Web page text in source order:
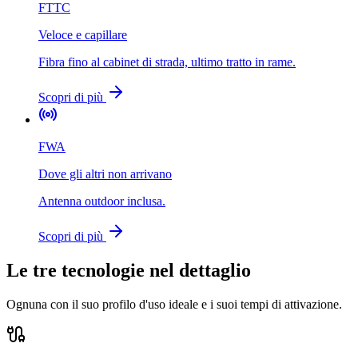
FTTC
Veloce e capillare
Fibra fino al cabinet di strada, ultimo tratto in rame.
Scopri di più
FWA
Dove gli altri non arrivano
Antenna outdoor inclusa.
Scopri di più
Le tre tecnologie nel dettaglio
Ognuna con il suo profilo d'uso ideale e i suoi tempi di attivazione.